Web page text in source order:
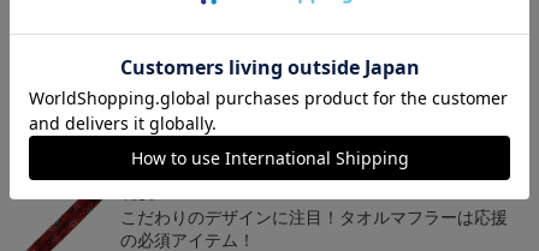
トピックス
こだわりのデザインに注目！タオルマフラーは応援
の必須アイテム！